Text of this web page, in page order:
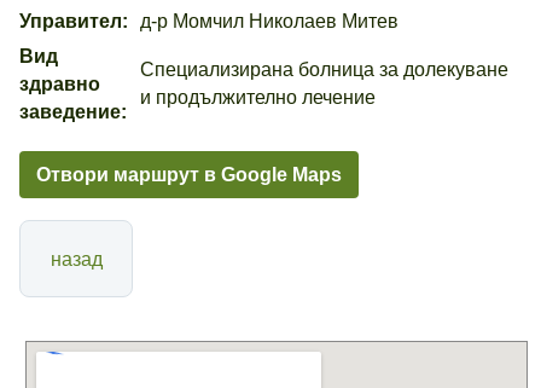
Управител:
д-р Момчил Николаев Митев
Вид
здравно
заведение:
Специализирана болница за долекуване
и продължително лечение
Отвори маршрут в Google Maps
назад